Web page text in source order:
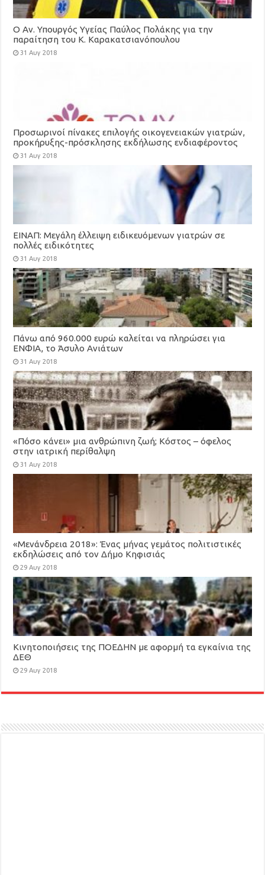
Ο Αν. Υπουργός Υγείας Παύλος Πολάκης για την
παραίτηση του Κ. Καρακατσιανόπουλου
31 Αυγ 2018
Προσωρινοί πίνακες επιλογής οικογενειακών γιατρών,
προκήρυξης-πρόσκλησης εκδήλωσης ενδιαφέροντος
για τη στελέχωση των Τοπικών Μονάδων Υγείας
(ΤΟΜΥ)
31 Αυγ 2018
ΕΙΝΑΠ: Μεγάλη έλλειψη ειδικευόμενων γιατρών σε
πολλές ειδικότητες
31 Αυγ 2018
Πάνω από 960.000 ευρώ καλείται να πληρώσει για
ΕΝΦΙΑ, το Άσυλο Ανιάτων
31 Αυγ 2018
«Πόσο κάνει» μια ανθρώπινη ζωή; Κόστος – όφελος
στην ιατρική περίθαλψη
31 Αυγ 2018
«Μενάνδρεια 2018»: Ένας μήνας γεμάτος πολιτιστικές
εκδηλώσεις από τον Δήμο Κηφισιάς
29 Αυγ 2018
Κινητοποιήσεις της ΠΟΕΔΗΝ με αφορμή τα εγκαίνια της
ΔΕΘ
29 Αυγ 2018